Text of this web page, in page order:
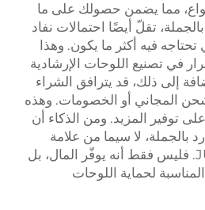
مما يضمن حصولك على ما
تقلّ أيضًا احتمالات نفاد
فيه أكثر ما يكون. وهذا
في تصنيع اللوحات الإرشادية
إلى ذلك، قد يترافق الشراء
المجاني أو الخصومات. وهذه
توفير المزيد. ومن الذكاء أن
بالجملة، لا سيما من علامة
تجارية موثوقة مثل JUTU. فليس فقط أنه يوفّر المال، بل
لحماية اللوحات